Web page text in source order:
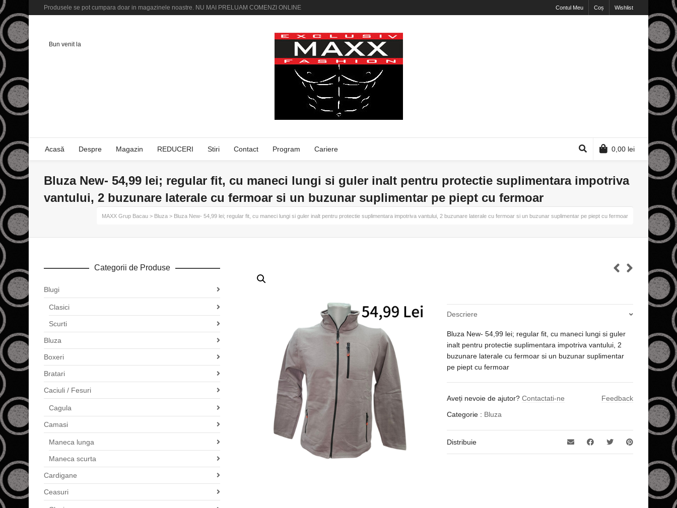
Produsele se pot cumpara doar in magazinele noastre. NU MAI PRELUAM COMENZI ONLINE Contul Meu Coș Wishlist
Bun venit la
Acasă Despre Magazin REDUCERI Stiri Contact Program Cariere 0,00 lei
Bluza New- 54,99 lei; regular fit, cu maneci lungi si guler inalt pentru protectie suplimentara impotriva
vantului, 2 buzunare laterale cu fermoar si un buzunar suplimentar pe piept cu fermoar
MAXX Grup Bacau > Bluza > Bluza New- 54,99 lei; regular fit, cu maneci lungi si guler inalt pentru protectie suplimentara impotriva vantului, 2 buzunare laterale cu fermoar si un buzunar suplimentar pe piept cu fermoar
Descriere
Bluza New- 54,99 lei; regular fit, cu maneci lungi si guler
inalt pentru protectie suplimentara impotriva vantului, 2
buzunare laterale cu fermoar si un buzunar suplimentar
pe piept cu fermoar
Aveți nevoie de ajutor?Contactati-ne
Feedback
Categorie : Bluza
Distribuie
Categorii de Produse
Blugi
Clasici
Scurti
Bluza
Boxeri
Bratari
Caciuli / Fesuri
Cagula
Camasi
Maneca lunga
Maneca scurta
Cardigane
Ceasuri